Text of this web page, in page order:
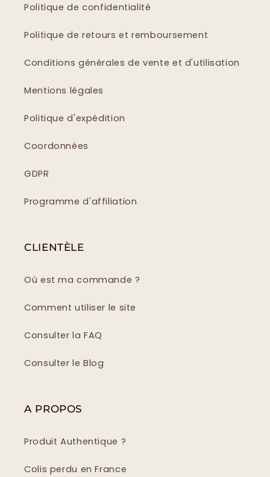
Politique de confidentialité
Politique de retours et remboursement
Conditions générales de vente et d'utilisation
Mentions légales
Politique d'expédition
Coordonnées
GDPR
Programme d'affiliation
CLIENTÈLE
Où est ma commande ?
Comment utiliser le site
Consulter la FAQ
Consulter le Blog
A PROPOS
Produit Authentique ?
Colis perdu en France